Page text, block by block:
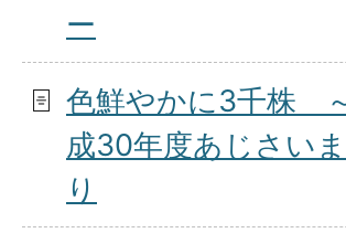
ー
色鮮やかに3千株
成30年度あじさい
り